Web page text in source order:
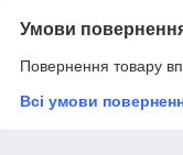
Умови
Повернення товару
Всі умови